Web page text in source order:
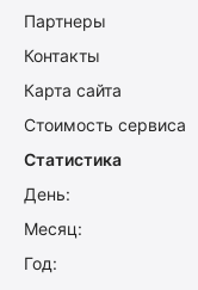
Партнеры
Контакты
Карта сайта
Стоимость сервиса
Статистика
День:
Месяц:
Год: